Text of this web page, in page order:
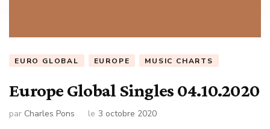
EURO GLOBAL EUROPE MUSIC CHARTS
Europe Global Singles 04.10.2020
par Charles Pons le 3 octobre 2020